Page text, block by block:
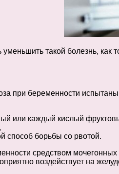
такой болезнь, как
при беременности
или каждый кислый
способ борьбы со рвотой.
средством
воздействует на